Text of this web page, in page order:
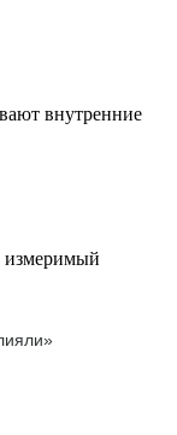
внутренние
измеримый